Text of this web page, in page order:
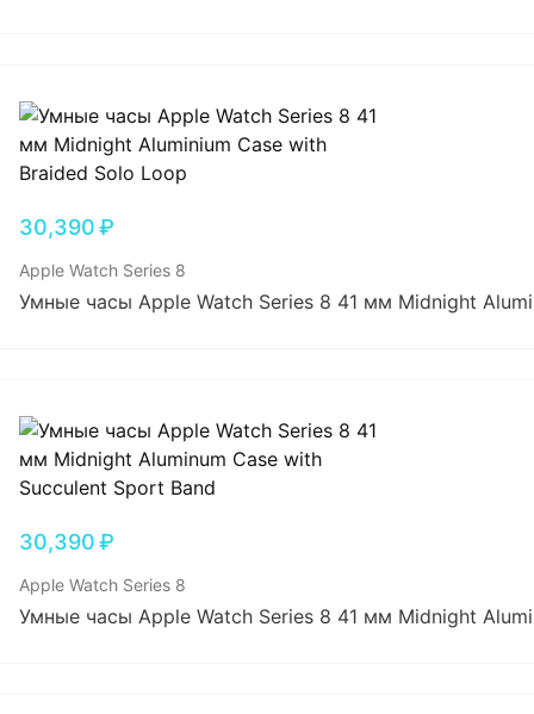
30,390₽
Apple Watch Series 8
Умные часы Apple Watch Series 8 41 мм Midnight
30,390₽
Apple Watch Series 8
Умные часы Apple Watch Series 8 41 мм Midnight